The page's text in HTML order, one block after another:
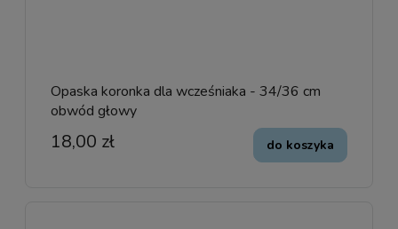
Opaska koronka dla wcześniaka - 34/36 cm
obwód głowy
18,00 zł do koszyka